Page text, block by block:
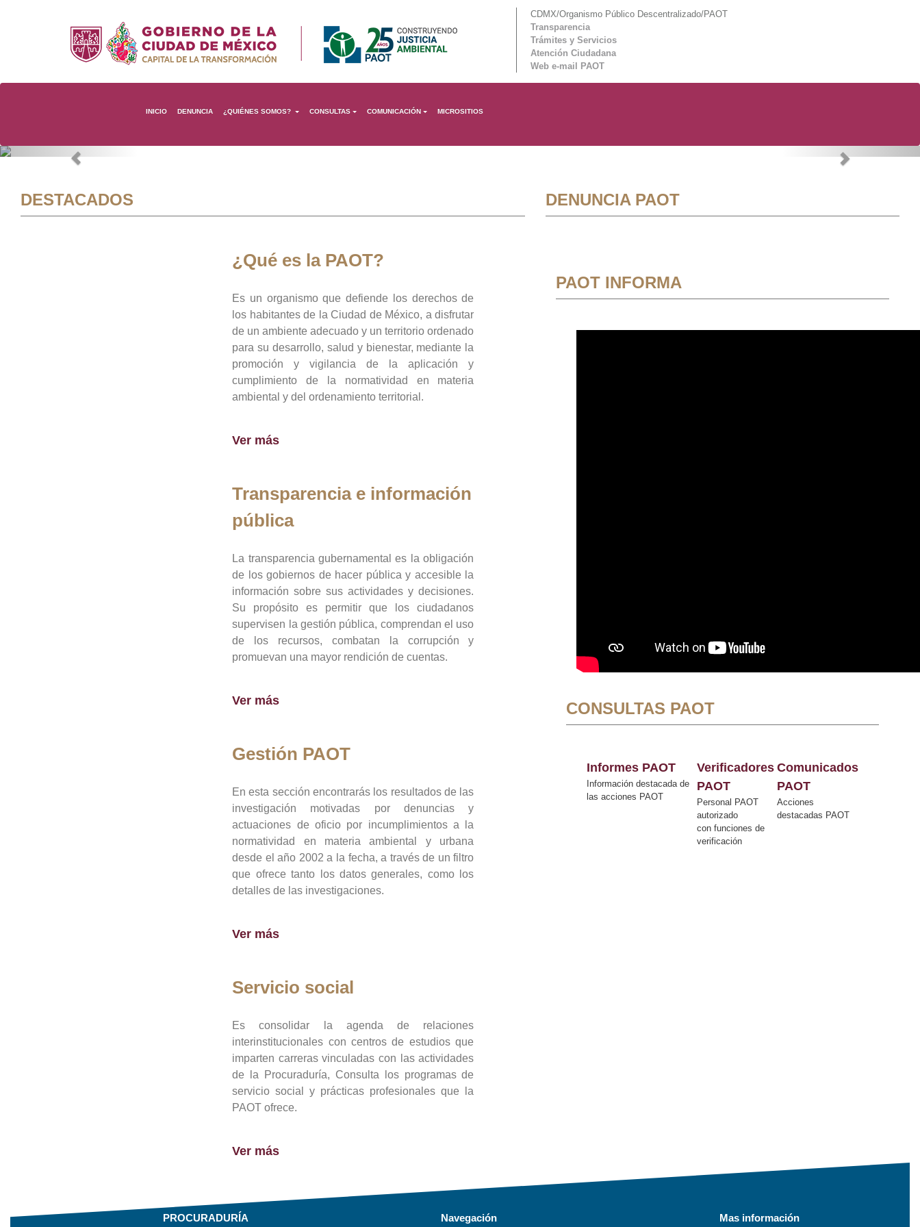
CDMX/Organismo Público Descentralizado/PAOT
Transparencia
Trámites y Servicios
Atención Ciudadana
Web e-mail PAOT
INICIO DENUNCIA ¿QUIÉNES SOMOS? CONSULTAS COMUNICACIÓN MICROSITIOS
Previous Next
DESTACADOS
¿Qué es la PAOT?
Es un organismo que defiende los derechos de
los habitantes de la Ciudad de México, a disfrutar
de un ambiente adecuado y un territorio ordenado
para su desarrollo, salud y bienestar, mediante la
promoción y vigilancia de la aplicación y
cumplimiento de la normatividad en materia
ambiental y del ordenamiento territorial.
Ver más
Transparencia e información
pública
La transparencia gubernamental es la obligación
de los gobiernos de hacer pública y accesible la
información sobre sus actividades y decisiones.
Su propósito es permitir que los ciudadanos
supervisen la gestión pública, comprendan el uso
de los recursos, combatan la corrupción y
promuevan una mayor rendición de cuentas.
Ver más
Gestión PAOT
En esta sección encontrarás los resultados de las
investigación motivadas por denuncias y
actuaciones de oficio por incumplimientos a la
normatividad en materia ambiental y urbana
desde el año 2002 a la fecha, a través de un filtro
que ofrece tanto los datos generales, como los
detalles de las investigaciones.
Ver más
Servicio social
Es consolidar la agenda de relaciones
interinstitucionales con centros de estudios que
imparten carreras vinculadas con las actividades
de la Procuraduría, Consulta los programas de
servicio social y prácticas profesionales que la
PAOT ofrece.
Ver más
DENUNCIA PAOT
PAOT INFORMA
CONSULTAS PAOT
Informes PAOT
Información destacada de
las acciones PAOT
Verificadores
PAOT
Personal PAOT
autorizado
con funciones de
verificación
Comunicados
PAOT
Acciones
destacadas PAOT
PROCURADURÍA Navegación Mas información